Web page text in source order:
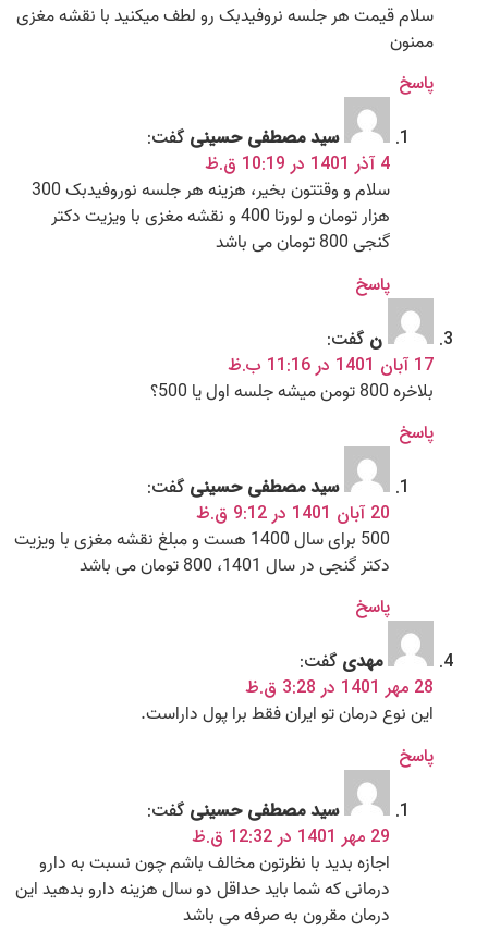
سلام قیمت هر جلسه نروفیدبک رو لطف میکنید با نقشه مغزی
ممنون
پاسخ
سید مصطفی حسینی گفت:
4 آذر 1401 در 10:19 ق.ظ
سلام و وقتتون بخیر، هزینه هر جلسه نوروفیدبک 300
هزار تومان و لورتا 400 و نقشه مغزی با ویزیت دکتر
گنجی 800 تومان می باشد
پاسخ
ن گفت:
17 آبان 1401 در 11:16 ب.ظ
بلاخره 800 تومن میشه جلسه اول یا 500؟
پاسخ
سید مصطفی حسینی گفت:
20 آبان 1401 در 9:12 ق.ظ
500 برای سال 1400 هست و مبلغ نقشه مغزی با ویزیت
دکتر گنجی در سال 1401، 800 تومان می باشد
پاسخ
مهدی گفت:
28 مهر 1401 در 3:28 ق.ظ
این نوع درمان تو ایران فقط برا پول داراست.
پاسخ
سید مصطفی حسینی گفت:
29 مهر 1401 در 12:32 ق.ظ
اجازه بدید با نظرتون مخالف باشم چون نسبت به دارو
درمانی که شما باید حداقل دو سال هزینه دارو بدهید این
درمان مقرون به صرفه می باشد